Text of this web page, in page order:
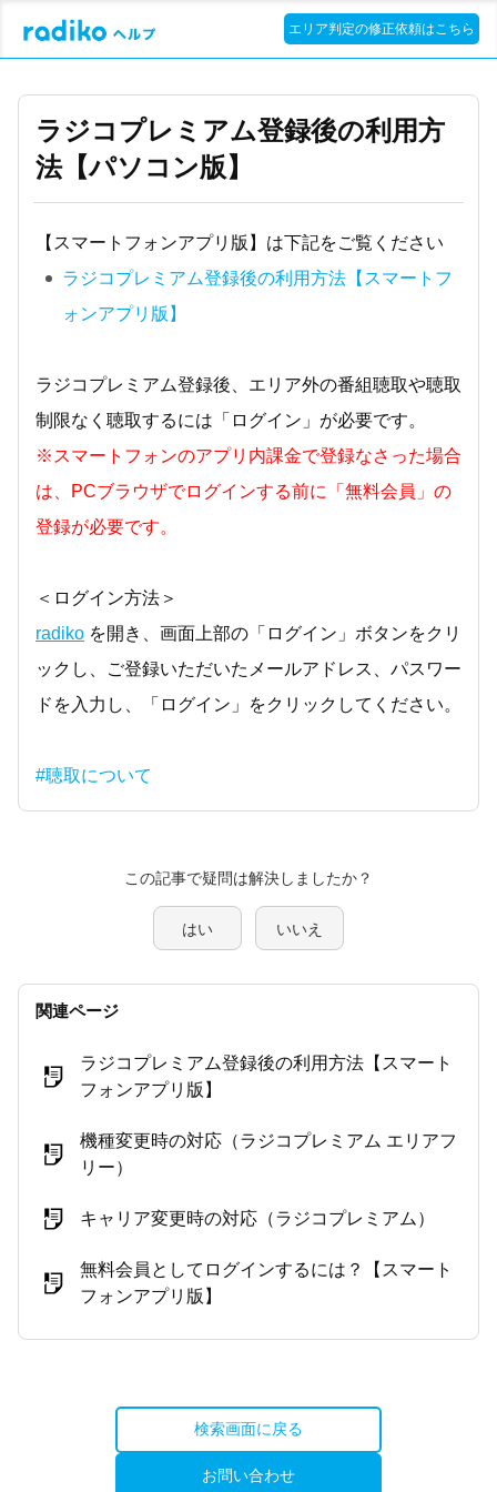
エリア判定の修正依頼はこちら
ラジコプレミアム登録後の利用方
法【パソコン版】
【スマートフォンアプリ版】は下記をご覧ください
ラジコプレミアム登録後の利用方法【スマートフ
ォンアプリ版】
ラジコプレミアム登録後、エリア外の番組聴取や聴取
制限なく聴取するには「ログイン」が必要です。
※スマートフォンのアプリ内課金で登録なさった場合
は、PCブラウザでログインする前に「無料会員」の
登録が必要です。
＜ログイン方法＞
radiko を開き、画面上部の「ログイン」ボタンをクリ
ックし、ご登録いただいたメールアドレス、パスワー
ドを入力し、「ログイン」をクリックしてください。
#聴取について
この記事で疑問は解決しましたか？
はい いいえ
関連ページ
ラジコプレミアム登録後の利用方法【スマート
フォンアプリ版】
機種変更時の対応（ラジコプレミアム エリアフ
リー）
キャリア変更時の対応（ラジコプレミアム）
無料会員としてログインするには？【スマート
フォンアプリ版】
検索画面に戻る
お問い合わせ